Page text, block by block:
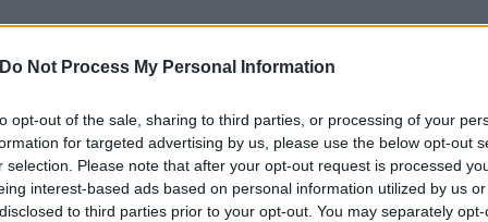
Do Not Process My Personal Information
opt-out of the sale, sharing to third parties, or processing of your
for targeted advertising by us, please use the below opt-out
selection. Please note that after your opt-out request is processed
interest-based ads based on personal information utilized by us
to third parties prior to your opt-out. You may separately
τις διαδικασίες καθαρισμού και
όσους εμφάνισαν συμπτώματα. Το ενδεχόμενο να
επιβεβαιωθεί.
από τα οποία υπερβαίνουν τις προβλέψεις
η Royal Caribbean.